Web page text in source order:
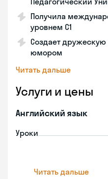
Получила
уровнем C1
Создает
юмором
Читать дальше
Услуги и цены
Английский язык
Уроки
Читать дальше